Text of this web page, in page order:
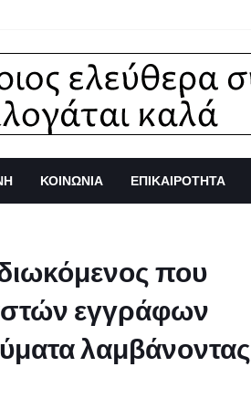
ΚΟΙΝΩΝΙΑ ΕΠΙΚΑΙΡΟΤΗΤΑ
που
εγγράφων
λαμβάνοντας